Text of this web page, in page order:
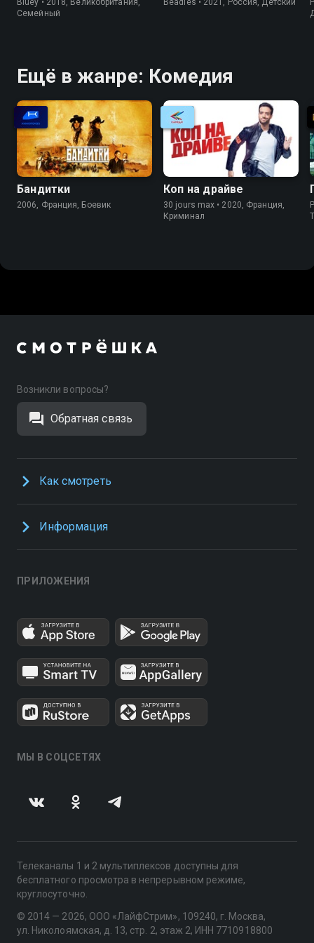
Bluey • 2018, Великобритания,
Cемейный
Beadies • 2021, Россия, Детский
Ещё в жанре: Комедия
Бандитки
2006, Франция, Боевик
Коп на драйве
30 jours max • 2020, Франция,
Криминал
Возникли вопросы?
Обратная связь
Как смотреть
Информация
ПРИЛОЖЕНИЯ
МЫ В СОЦСЕТЯХ
Телеканалы 1 и 2 мультиплексов доступны для
бесплатного просмотра в непрерывном режиме,
круглосуточно.
© 2014 — 2026, ООО «ЛайфСтрим», 109240, г. Москва,
ул. Николоямская, д. 13, стр. 2, этаж 2, ИНН 7710918800